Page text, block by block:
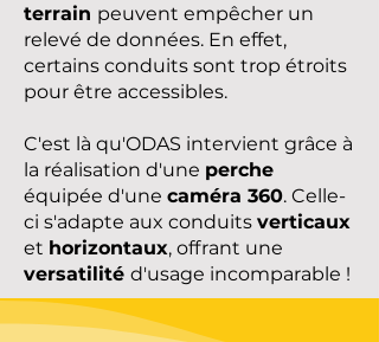
terrain peuvent empêcher un
relevé de données. En effet,
certains conduits sont trop étroits
pour être accessibles.
C'est là qu'ODAS intervient grâce à
la réalisation d'une perche
équipée d'une caméra 360. Celle-
ci s'adapte aux conduits verticaux
et horizontaux, offrant une
versatilité d'usage incomparable !